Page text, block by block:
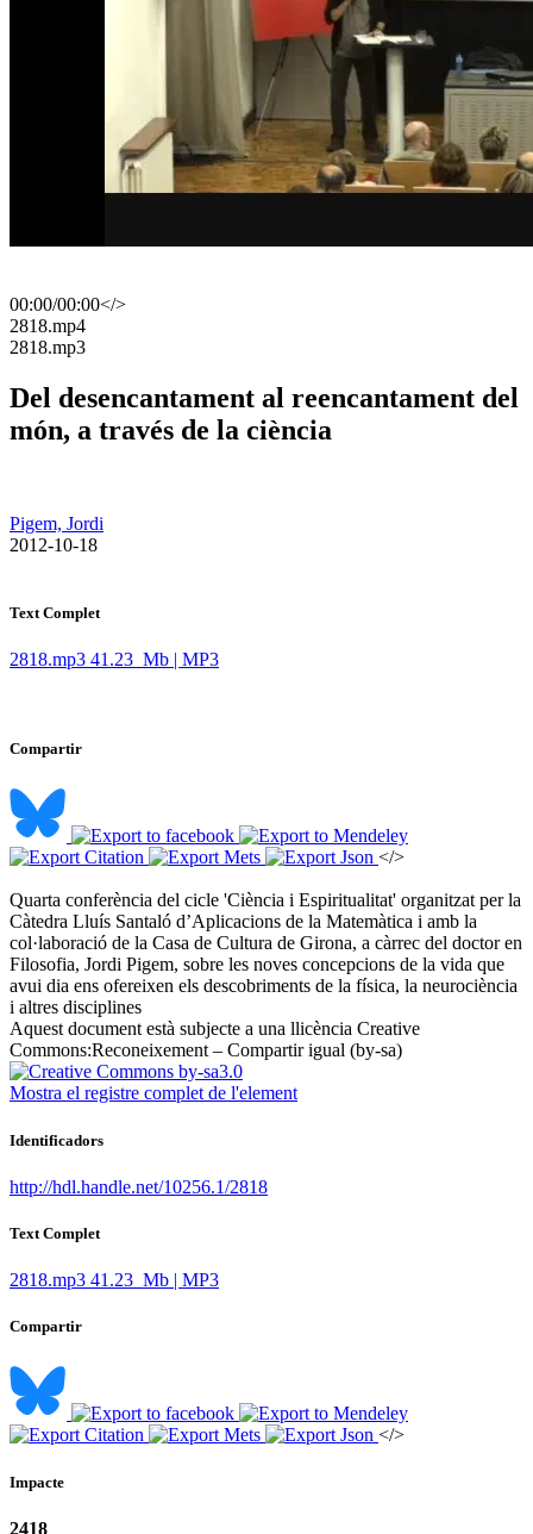
00:00/00:00</>
​2818.mp4
​2818.mp3
Del desencantament al reencantament del
món, a través de la ciència
Pigem, Jordi
​ 2012-10-18
Text Complet
2818.mp3 41.23 Mb | MP3
Compartir
</>
Quarta conferència del cicle 'Ciència i Espiritualitat' organitzat per la
Càtedra Lluís Santaló d’Aplicacions de la Matemàtica i amb la
col·laboració de la Casa de Cultura de Girona, a càrrec del doctor en
Filosofia, Jordi Pigem, sobre les noves concepcions de la vida que
avui dia ens ofereixen els descobriments de la física, la neurociència
i altres disciplines ​
Aquest document està subjecte a una llicència Creative
Commons:Reconeixement – Compartir igual (by-sa)
Mostra el registre complet de l'element
Identificadors
http://hdl.handle.net/10256.1/2818
Text Complet
2818.mp3 41.23 Mb | MP3
Compartir
</>
Impacte
2418